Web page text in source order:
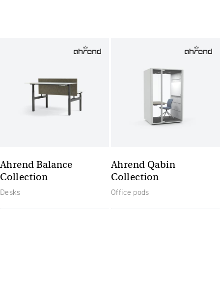
Ahrend Balance
Collection
Desks
Ahrend Qabin
Collection
Office pods